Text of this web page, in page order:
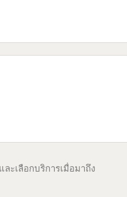
ะเลือกบริการเมื่อมาถึง